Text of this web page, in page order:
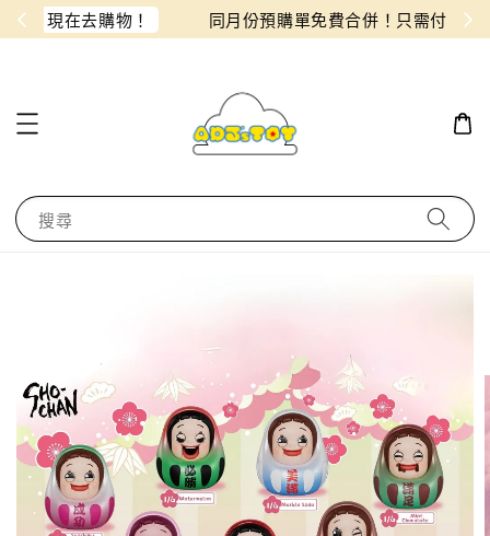
！ 同月份預購單免費合併！只需付一筆運費
搜尋